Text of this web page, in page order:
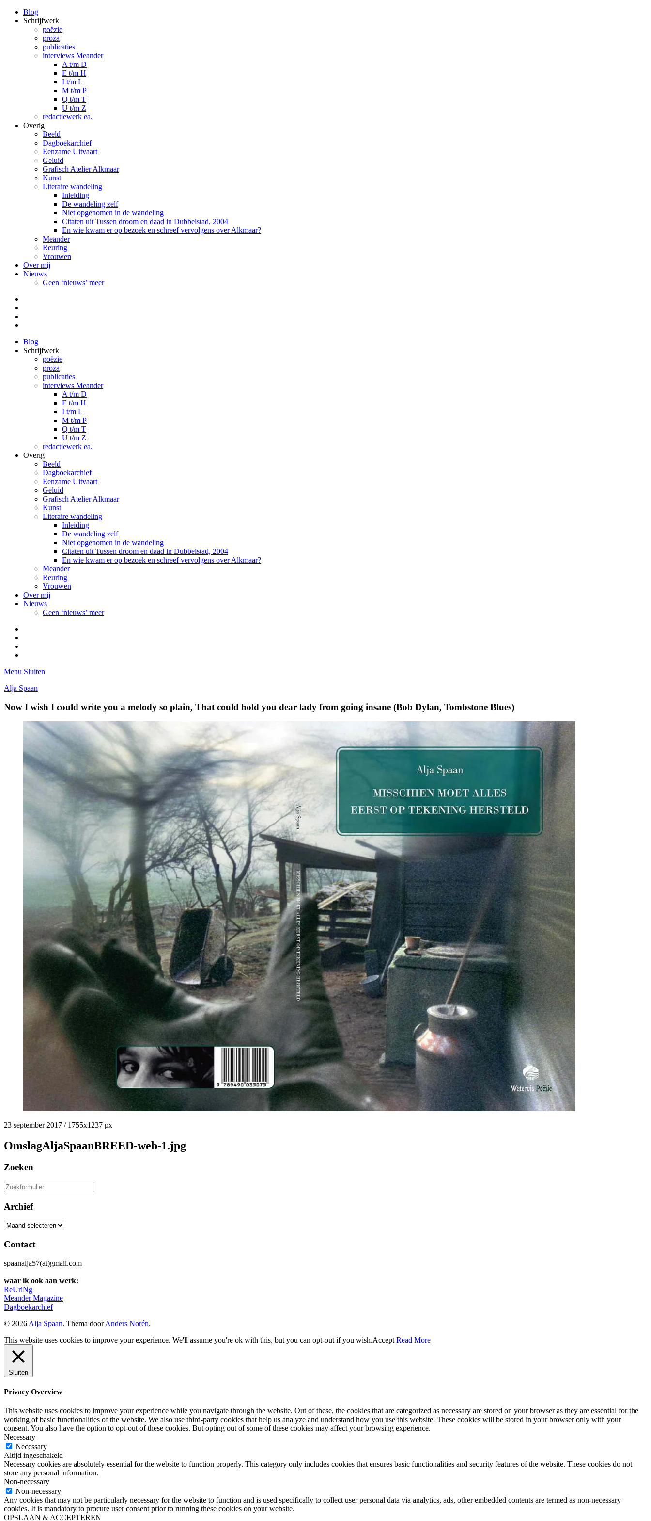
Blog
Schrijfwerk
poëzie
proza
publicaties
interviews Meander
A t/m D
E t/m H
I t/m L
M t/m P
Q t/m T
U t/m Z
redactiewerk ea.
Overig
Beeld
Dagboekarchief
Eenzame Uitvaart
Geluid
Grafisch Atelier Alkmaar
Kunst
Literaire wandeling
Inleiding
De wandeling zelf
Niet opgenomen in de wandeling
Citaten uit Tussen droom en daad in Dubbelstad, 2004
En wie kwam er op bezoek en schreef vervolgens over Alkmaar?
Meander
Reuring
Vrouwen
Over mij
Nieuws
Geen ‘nieuws’ meer
Blog
Schrijfwerk
poëzie
proza
publicaties
interviews Meander
A t/m D
E t/m H
I t/m L
M t/m P
Q t/m T
U t/m Z
redactiewerk ea.
Overig
Beeld
Dagboekarchief
Eenzame Uitvaart
Geluid
Grafisch Atelier Alkmaar
Kunst
Literaire wandeling
Inleiding
De wandeling zelf
Niet opgenomen in de wandeling
Citaten uit Tussen droom en daad in Dubbelstad, 2004
En wie kwam er op bezoek en schreef vervolgens over Alkmaar?
Meander
Reuring
Vrouwen
Over mij
Nieuws
Geen ‘nieuws’ meer
Menu Sluiten
Alja Spaan
Now I wish I could write you a melody so plain, That could hold you dear lady from going insane (Bob Dylan, Tombstone Blues)
23 september 2017 /1755x1237 px
OmslagAljaSpaanBREED-web-1.jpg
Zoeken
Zoeken
naar:
Archief
Archief
Contact
spaanalja57(at)gmail.com
waar ik ook aan werk:
ReUriNg
Meander Magazine
Dagboekarchief
© 2026 Alja Spaan. Thema doorAnders Norén.
This website uses cookies to improve your experience. We'll assume you're ok with this, but you can opt-out if you wish.Accept Read More
Sluiten
Privacy Overview
This website uses cookies to improve your experience while you navigate through the website. Out of these, the cookies that are categorized as necessary are stored on your browser as they are essential for the
working of basic functionalities of the website. We also use third-party cookies that help us analyze and understand how you use this website. These cookies will be stored in your browser only with your
consent. You also have the option to opt-out of these cookies. But opting out of some of these cookies may affect your browsing experience.
Necessary
Necessary
Altijd ingeschakeld
Necessary cookies are absolutely essential for the website to function properly. This category only includes cookies that ensures basic functionalities and security features of the website. These cookies do not
store any personal information.
Non-necessary
Non-necessary
Any cookies that may not be particularly necessary for the website to function and is used specifically to collect user personal data via analytics, ads, other embedded contents are termed as non-necessary
cookies. It is mandatory to procure user consent prior to running these cookies on your website.
OPSLAAN & ACCEPTEREN